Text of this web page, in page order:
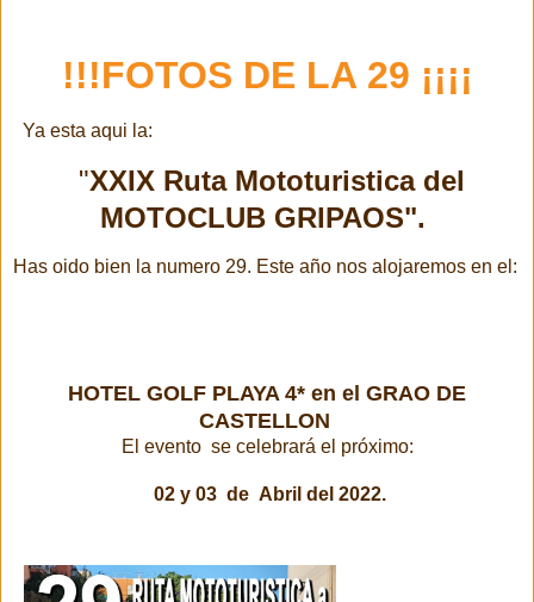
!!!FOTOS DE LA 29 ¡¡¡¡
Ya esta aqui la:
"XXIX Ruta Mototuristica del
MOTOCLUB GRIPAOS".
Has oido bien la numero 29. Este año nos alojaremos en el:
HOTEL GOLF PLAYA 4* en el GRAO DE
CASTELLON
El evento se celebrará el próximo:
02 y 03 de Abril del 2022.